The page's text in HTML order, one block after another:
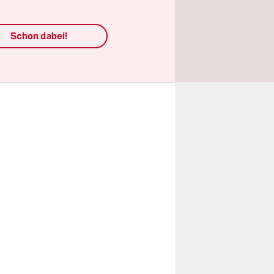
Moor,
Schon dabei!